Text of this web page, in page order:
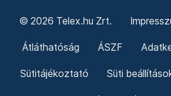
© 2026 Telex.hu Zrt.
Átláthatóság ÁSZF
Sütitájékoztató Süti